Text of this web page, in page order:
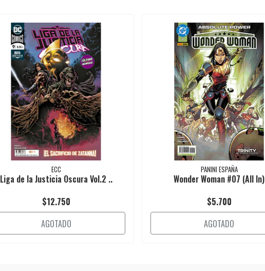
ECC
Liga de la Justicia Oscura Vol.2 ..
$12.750
AGOTADO
PANINI ESPAÑA
Wonder Woman #07 (All In)
$5.700
AGOTADO